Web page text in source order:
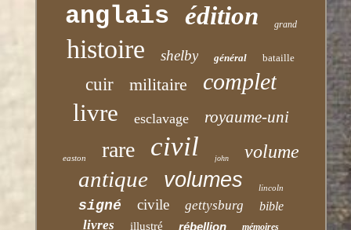
anglais édition grand
histoire shelby général bataille
cuir militaire complet
livre esclavage royaume-uni
easton rare civil john volume
antique volumes lincoln
signé civile gettysburg bible
livres illustré rébellion mémoires